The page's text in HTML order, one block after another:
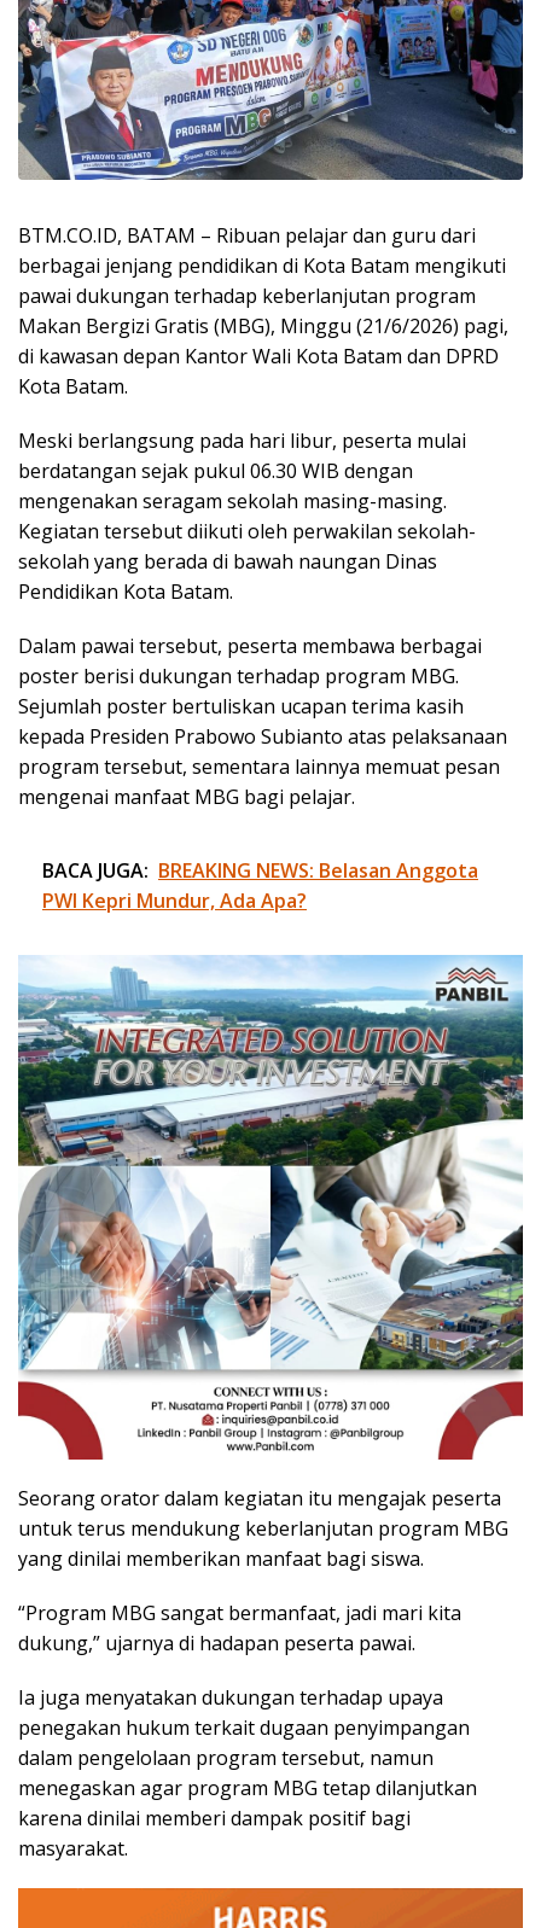
BTM.CO.ID, BATAM – Ribuan pelajar dan guru dari
berbagai jenjang pendidikan di Kota Batam mengikuti
pawai dukungan terhadap keberlanjutan program
Makan Bergizi Gratis (MBG), Minggu (21/6/2026) pagi,
di kawasan depan Kantor Wali Kota Batam dan DPRD
Kota Batam.
Meski berlangsung pada hari libur, peserta mulai
berdatangan sejak pukul 06.30 WIB dengan
mengenakan seragam sekolah masing-masing.
Kegiatan tersebut diikuti oleh perwakilan sekolah-
sekolah yang berada di bawah naungan Dinas
Pendidikan Kota Batam.
Dalam pawai tersebut, peserta membawa berbagai
poster berisi dukungan terhadap program MBG.
Sejumlah poster bertuliskan ucapan terima kasih
kepada Presiden Prabowo Subianto atas pelaksanaan
program tersebut, sementara lainnya memuat pesan
mengenai manfaat MBG bagi pelajar.
BACA JUGA: BREAKING NEWS: Belasan Anggota
PWI Kepri Mundur, Ada Apa?
Seorang orator dalam kegiatan itu mengajak peserta
untuk terus mendukung keberlanjutan program MBG
yang dinilai memberikan manfaat bagi siswa.
“Program MBG sangat bermanfaat, jadi mari kita
dukung,” ujarnya di hadapan peserta pawai.
Ia juga menyatakan dukungan terhadap upaya
penegakan hukum terkait dugaan penyimpangan
dalam pengelolaan program tersebut, namun
menegaskan agar program MBG tetap dilanjutkan
karena dinilai memberi dampak positif bagi
masyarakat.